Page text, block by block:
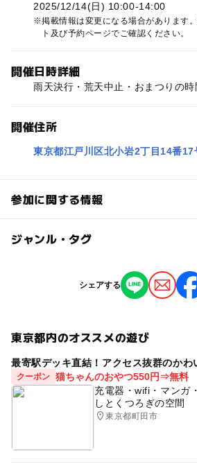
2025/12/14(日) 10:00-14:00
掲載情報は変更になる場合があります
ト及び予約ページでご確認ください。
開催日時詳細
雨天決行・荒天中止・おまつりの
開催住所
東京都江戸川区北小岩2丁目14番17
参加に関する情報
対象年齢
3歳･4歳･5歳･6歳(幼児) 小学生 中学
ジャンル・タグ
タグ
オープンデータ利用 江戸川区情報
シェアする
東京都内のオススメの遊び
最寄駅デッキ直結！アクセス抜群のかわ
クーポン 猫ちゃんのおやつ550円⇒無料
充電器・wifi・マンガ
しとくつろぎの空間
東京都町田市